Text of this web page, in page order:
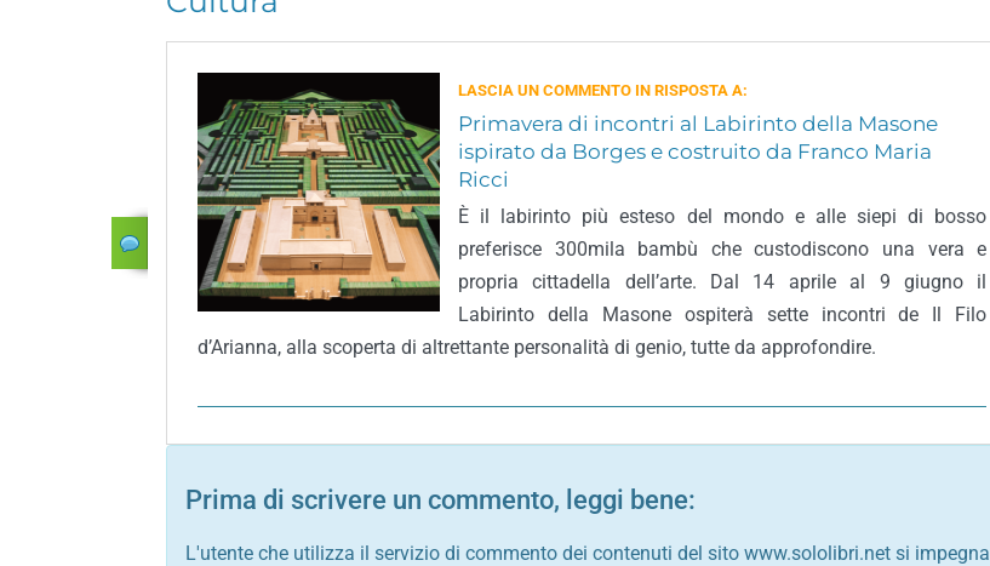
LASCIA UN COMMENTO IN RISPOSTA A:
Primavera di incontri al Labirinto della Masone
ispirato da Borges e costruito da Franco Maria
Ricci
È il labirinto più esteso del mondo e alle siepi di bosso
preferisce 300mila bambù che custodiscono una vera e
propria cittadella dell’arte. Dal 14 aprile al 9 giugno il
Labirinto della Masone ospiterà sette incontri de Il Filo
d’Arianna, alla scoperta di altrettante personalità di genio, tutte da approfondire.
Prima di scrivere un commento, leggi bene:
L'utente che utilizza il servizio di commento dei contenuti del sito www.sololibri.net si impegna